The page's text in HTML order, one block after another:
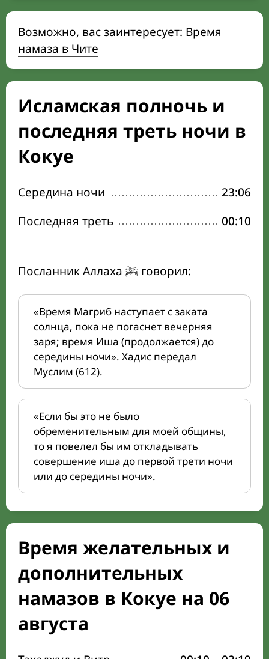
Возможно, вас заинтересует: Время
намаза в Чите
Исламская полночь и
последняя треть ночи в
Кокуе
Середина ночи
23:06
Последняя треть
00:10
Посланник Аллаха ﷺ говорил:
«Время Магриб наступает с заката
солнца, пока не погаснет вечерняя
заря; время Иша (продолжается) до
середины ночи». Хадис передал
Муслим (612).
«Если бы это не было
обременительным для моей общины,
то я повелел бы им откладывать
совершение иша до первой трети ночи
или до середины ночи».
Время желательных и
дополнительных
намазов в Кокуе на 06
августа